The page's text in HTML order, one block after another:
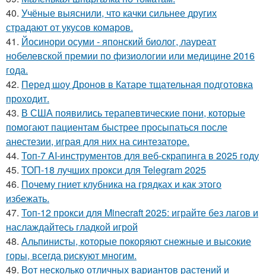
40. Учёные выяснили, что качки сильнее других
страдают от укусов комаров.
41. Йосинори осуми - японский биолог, лауреат
нобелевской премии по физиологии или медицине 2016
года.
42. Перед шоу Дронов в Катаре тщательная подготовка
проходит.
43. В США появились терапевтические пони, которые
помогают пациентам быстрее просыпаться после
анестезии, играя для них на синтезаторе.
44. Топ-7 AI-инструментов для веб-скрапинга в 2025 году
45. ТОП-18 лучших прокси для Telegram 2025
46. Почему гниет клубника на грядках и как этого
избежать.
47. Топ-12 прокси для Minecraft 2025: играйте без лагов и
наслаждайтесь гладкой игрой
48. Альпинисты, которые покоряют снежные и высокие
горы, всегда рискуют многим.
49. Вот несколько отличных вариантов растений и